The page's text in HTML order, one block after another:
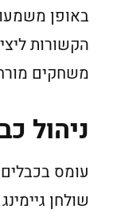
באופן
הקשורות
משחקים
ניהול
עומס בכבלים
שולחן